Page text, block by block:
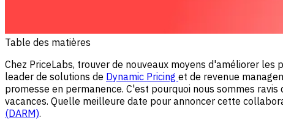
Table des matières
Chez PriceLabs, trouver de nouveaux moyens d'améliorer
leader de solutions de Dynamic Pricing et de revenue
promesse en permanence. C'est pourquoi nous sommes
vacances. Quelle meilleure date pour annoncer cette
(DARM).